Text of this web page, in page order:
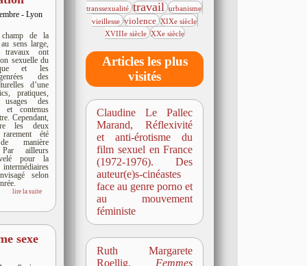
transsexualité
3515/6168travail
181/6168 urbanisme
218/6168
vieillesse
2006/6168violence
181/6168 XIXe siècle
26/6168
XVIIIe siècle
78/6168 XXe siècle
Articles les plus
visités
Claudine Le Pallec
Marand, Réflexivité
et anti-érotisme du
film sexuel en France
(1972-1976). Des
auteur(e)s-cinéastes
face au genre porno et
au mouvement
féministe
Ruth Margarete
Roellig, Femmes
- Lyon
de la
sens large,
travaux ont
sexuelle du
et les
des
d’une
pratiques,
des
et contenus
Cependant,
les deux
été
manière
Par ailleurs
pour la
selon
lire la suite
sexe